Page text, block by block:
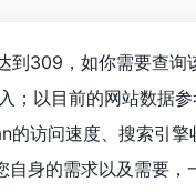
309，如你需要查询
；以目前的网站数据
访问速度、搜索引
自身的需求以及需要